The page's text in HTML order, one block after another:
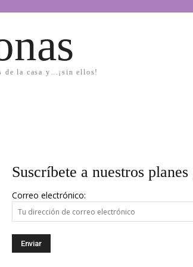
de la casa y…¡sin ellos!
Suscríbete a nuestros planes
Correo electrónico: